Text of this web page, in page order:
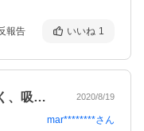
報告 いいね 1
この値段にしては造りも悪くなく、吸引し… 2020/8/19
mar********さん